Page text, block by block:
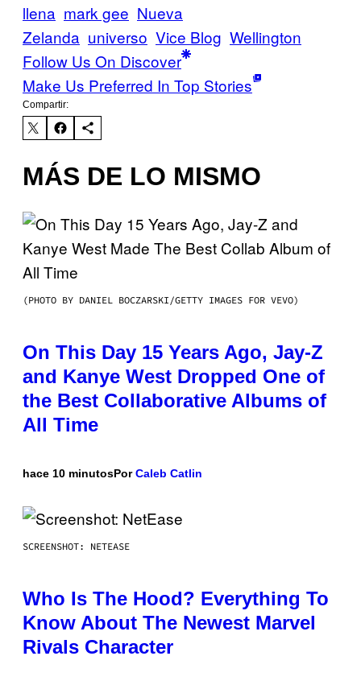
llena mark gee Nueva
Zelanda universo Vice Blog Wellington
Follow Us On Discover
Make Us Preferred In Top Stories
Compartir:
MÁS DE LO MISMO
(PHOTO BY DANIEL BOCZARSKI/GETTY IMAGES FOR VEVO)
On This Day 15 Years Ago, Jay-Z
and Kanye West Dropped One of
the Best Collaborative Albums of
All Time
hace 10 minutosPorCaleb Catlin
SCREENSHOT: NETEASE
Who Is The Hood? Everything To
Know About The Newest Marvel
Rivals Character